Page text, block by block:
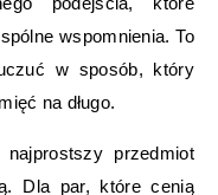
wspomnienia. To
w sposób, który
na długo.
przedmiot
Dla par, które cenią